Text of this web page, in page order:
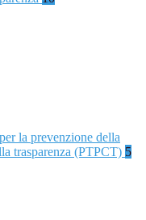
la prevenzione della
trasparenza (PTPCT) 5